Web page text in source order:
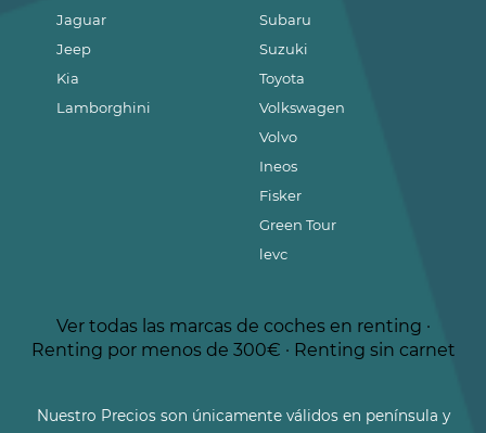
Jaguar
Jeep
Kia
Lamborghini
Subaru
Suzuki
Toyota
Volkswagen
Volvo
Ineos
Fisker
Green Tour
levc
Ver todas las marcas de coches en renting ·
Renting por menos de 300€ · Renting sin carnet
Nuestro Precios son únicamente válidos en península y